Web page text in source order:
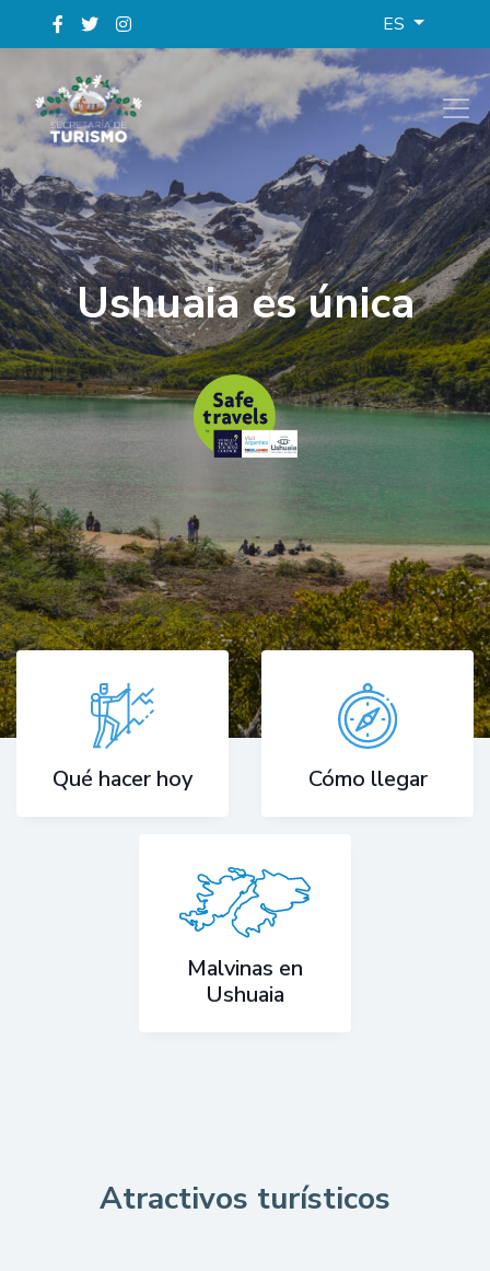
ES
Ushuaia es única
Qué hacer hoy Cómo llegar
Malvinas en
Ushuaia
Atractivos turísticos